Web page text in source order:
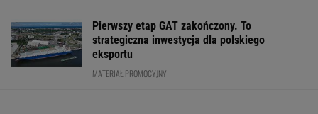
Pierwszy etap GAT zakończony. To
strategiczna inwestycja dla polskiego
eksportu
MATERIAŁ PROMOCYJNY